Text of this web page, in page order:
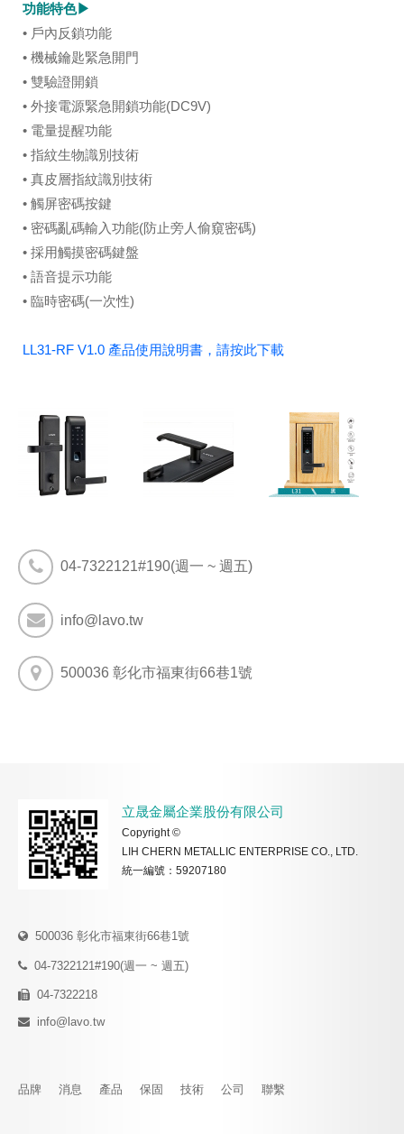
功能特色▶
• 戶內反鎖功能
• 機械鑰匙緊急開門
• 雙驗證開鎖
• 外接電源緊急開鎖功能(DC9V)
• 電量提醒功能
• 指紋生物識別技術
• 真皮層指紋識別技術
• 觸屏密碼按鍵
• 密碼亂碼輸入功能(防止旁人偷窺密碼)
• 採用觸摸密碼鍵盤
• 語音提示功能
• 臨時密碼(一次性)
LL31-RF V1.0 產品使用說明書，請按此下載
04-7322121#190(週一 ~ 週五)
info@lavo.tw
500036 彰化市福東街66巷1號
立晟金屬企業股份有限公司
Copyright ©
LIH CHERN METALLIC ENTERPRISE CO., LTD.
統一編號：59207180
500036 彰化市福東街66巷1號
04-7322121#190(週一 ~ 週五)
04-7322218
info@lavo.tw
品牌 消息 產品 保固 技術 公司 聯繫